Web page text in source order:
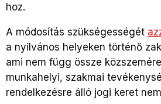
hoz.
A módosítás szükségességét
a nyilvános helyeken történő
ami nem függ össze
munkahelyi, szakmai
rendelkezésre álló jogi keret